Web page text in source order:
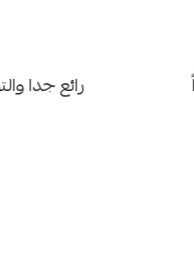
رائع جدا